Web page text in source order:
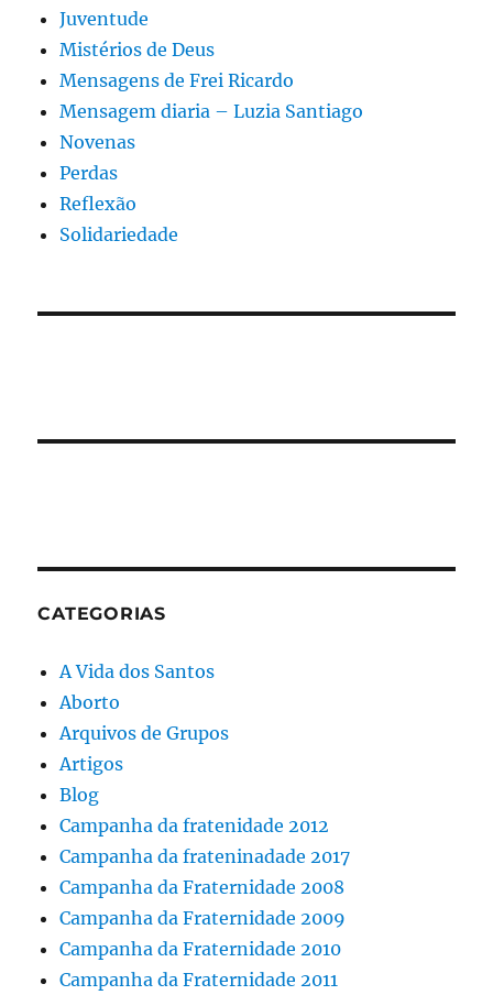
Juventude
Mistérios de Deus
Mensagens de Frei Ricardo
Mensagem diaria – Luzia Santiago
Novenas
Perdas
Reflexão
Solidariedade
CATEGORIAS
A Vida dos Santos
Aborto
Arquivos de Grupos
Artigos
Blog
Campanha da fratenidade 2012
Campanha da frateninadade 2017
Campanha da Fraternidade 2008
Campanha da Fraternidade 2009
Campanha da Fraternidade 2010
Campanha da Fraternidade 2011